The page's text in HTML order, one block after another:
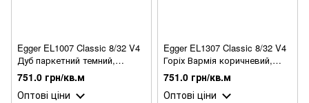
Egger EL1007 Classic 8/32 V4
Дуб паркетний темний,
ламінат
751.0 грн/кв.м
Оптові ціни
Egger EL1307 Classic 8/32 V4
Горіх Вармія коричневий,
ламінат
751.0 грн/кв.м
Оптові ціни